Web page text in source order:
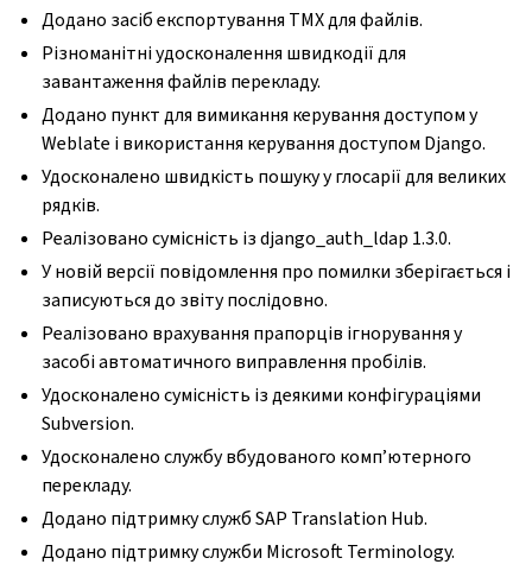
Додано засіб експортування TMX для файлів.
Різноманітні удосконалення швидкодії для
завантаження файлів перекладу.
Додано пункт для вимикання керування доступом у
Weblate і використання керування доступом Django.
Удосконалено швидкість пошуку у глосарії для великих
рядків.
Реалізовано сумісність із django_auth_ldap 1.3.0.
У новій версії повідомлення про помилки зберігається і
записуються до звіту послідовно.
Реалізовано врахування прапорців ігнорування у
засобі автоматичного виправлення пробілів.
Удосконалено сумісність із деякими конфігураціями
Subversion.
Удосконалено службу вбудованого комп’ютерного
перекладу.
Додано підтримку служб SAP Translation Hub.
Додано підтримку служби Microsoft Terminology.